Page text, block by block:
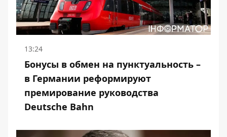
13:24
Бонусы в обмен на пунктуальность –
в Германии реформируют
премирование руководства
Deutsche Bahn